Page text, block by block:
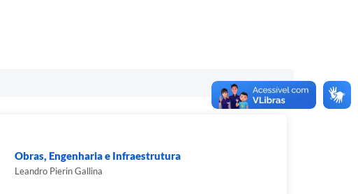
Obras, Engenharia e Infraestrutura
Leandro Pierin Gallina